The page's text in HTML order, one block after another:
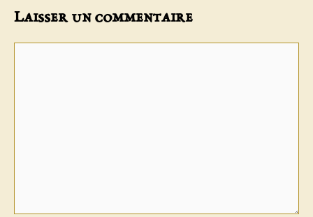
Laisser un commentaire